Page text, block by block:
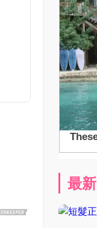
最新